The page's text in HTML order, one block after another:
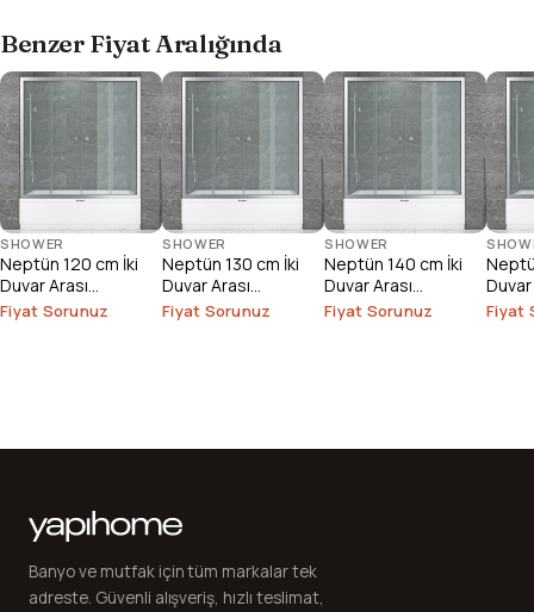
Benzer Fiyat Aralığında
SHOWER
Neptün 120 cm İki
Duvar Arası
Duşakabin
Fiyat Sorunuz
SHOWER
Neptün 130 cm İki
Duvar Arası
Duşakabin
Fiyat Sorunuz
SHOWER
Neptün 140 cm İki
Duvar Arası
Duşakabin
Fiyat Sorunuz
Duvar
Fiyat
Banyo ve mutfak için tüm markalar tek
adreste. Güvenli alışveriş, hızlı teslimat,